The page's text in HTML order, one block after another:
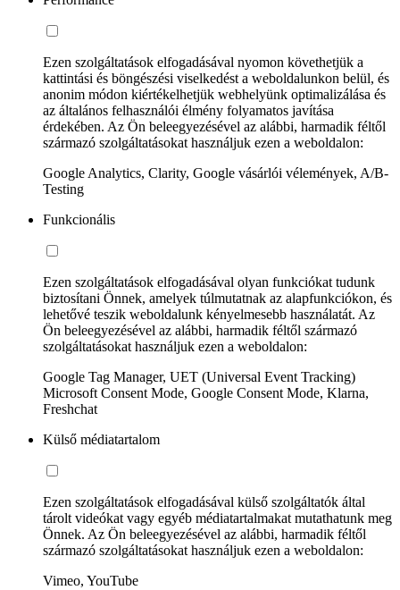
Ezen szolgáltatások elfogadásával nyomon követhetjük a
kattintási és böngészési viselkedést a weboldalunkon belül, és
anonim módon kiértékelhetjük webhelyünk optimalizálása és
az általános felhasználói élmény folyamatos javítása
érdekében. Az Ön beleegyezésével az alábbi, harmadik féltől
származó szolgáltatásokat használjuk ezen a weboldalon:
Google Analytics, Clarity, Google vásárlói vélemények, A/B-
Testing
Funkcionális
Ezen szolgáltatások elfogadásával olyan funkciókat tudunk
biztosítani Önnek, amelyek túlmutatnak az alapfunkciókon, és
lehetővé teszik weboldalunk kényelmesebb használatát. Az
Ön beleegyezésével az alábbi, harmadik féltől származó
szolgáltatásokat használjuk ezen a weboldalon:
Google Tag Manager, UET (Universal Event Tracking)
Microsoft Consent Mode, Google Consent Mode, Klarna,
Freshchat
Külső médiatartalom
Ezen szolgáltatások elfogadásával külső szolgáltatók által
tárolt videókat vagy egyéb médiatartalmakat mutathatunk meg
Önnek. Az Ön beleegyezésével az alábbi, harmadik féltől
származó szolgáltatásokat használjuk ezen a weboldalon:
Vimeo, YouTube